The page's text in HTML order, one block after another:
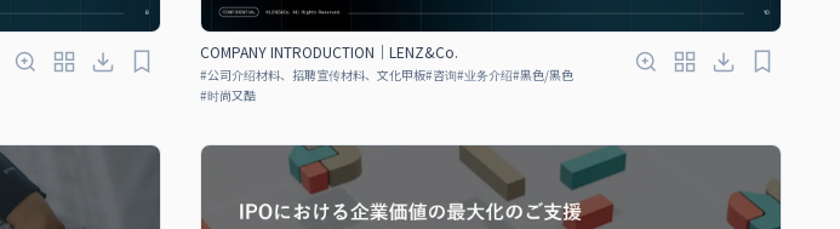
COMPANY INTRODUCTION｜LENZ&Co.
#公司介绍材料、招聘宣传材料、文化甲板#咨询#业务介绍#黑色/黑色
#时尚又酷